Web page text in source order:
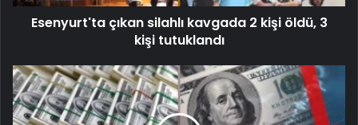
Esenyurt'ta çıkan silahlı kavgada 2 kişi öldü, 3
kişi tutuklandı